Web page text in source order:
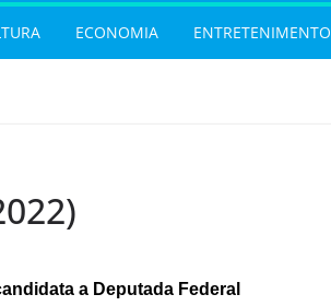
inéditas de
gratuitas no fim
Pais em Goiânia
ECONOMIA ENTRETENIMENTO
a Deputada Federal